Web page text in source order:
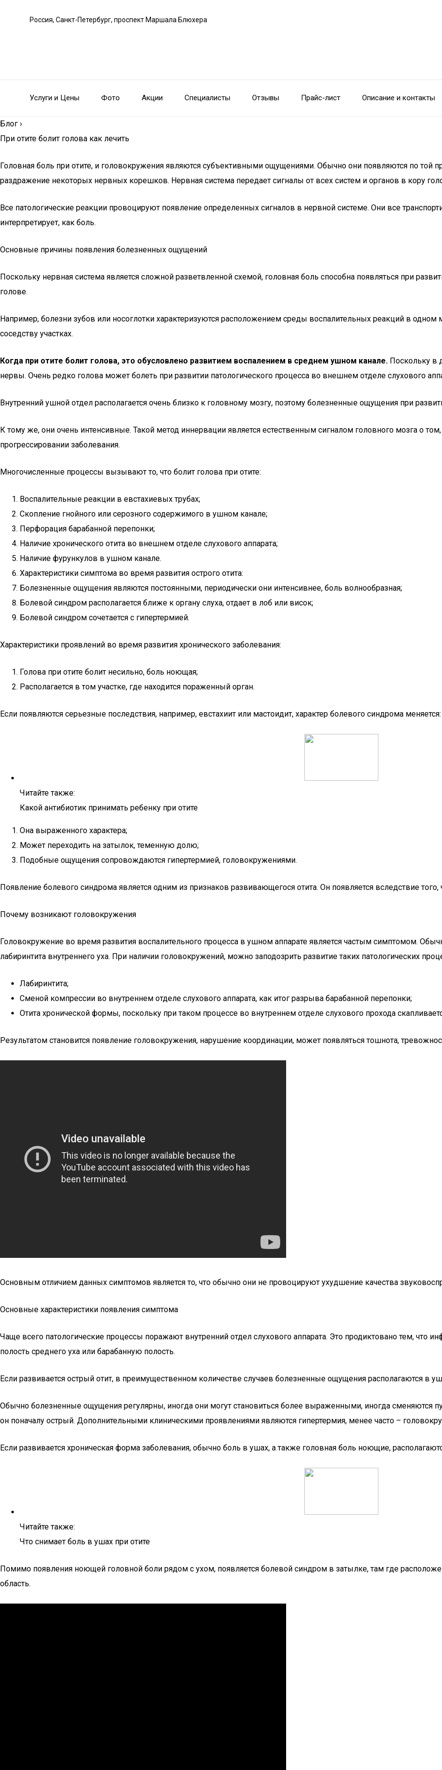
Россия, Санкт-Петербург, проспект Маршала Блюхера
Услуги и Цены Фото Акции Специалисты Отзывы Прайс-лист Описание и контакты
Блог ›
При отите болит голова как лечить
Головная боль при отите, и головокружения являются субъективными ощущениями. Обычно они появляются по той
раздражение некоторых нервных корешков. Нервная система передает сигналы от всех систем и органов в кору
Все патологические реакции провоцируют появление определенных сигналов в нервной системе. Они все
интерпретирует, как боль.
Основные причины появления болезненных ощущений
Поскольку нервная система является сложной разветвленной схемой, головная боль способна появляться при
голове.
Например, болезни зубов или носоглотки характеризуются расположением среды воспалительных реакций в
соседству участках.
Когда при отите болит голова, это обусловлено развитием воспалением в среднем ушном канале. Поскольку в
нервы. Очень редко голова может болеть при развитии патологического процесса во внешнем отделе слухового
Внутренний ушной отдел располагается очень близко к головному мозгу, поэтому болезненные ощущения при
К тому же, они очень интенсивные. Такой метод иннервации является естественным сигналом головного мозга о
прогрессировании заболевания.
Многочисленные процессы вызывают то, что болит голова при отите:
Воспалительные реакции в евстахиевых трубах;
Скопление гнойного или серозного содержимого в ушном канале;
Перфорация барабанной перепонки;
Наличие хронического отита во внешнем отделе слухового аппарата;
Наличие фурункулов в ушном канале.
Характеристики симптома во время развития острого отита:
Болезненные ощущения являются постоянными, периодически они интенсивнее, боль волнообразная;
Болевой синдром располагается ближе к органу слуха, отдает в лоб или висок;
Болевой синдром сочетается с гипертермией.
Характеристики проявлений во время развития хронического заболевания:
Голова при отите болит несильно, боль ноющая;
Располагается в том участке, где находится пораженный орган.
Если появляются серьезные последствия, например, евстахиит или мастоидит, характер болевого синдрома меняется:
Читайте также:
Какой антибиотик принимать ребенку при отите
Она выраженного характера;
Может переходить на затылок, теменную долю;
Подобные ощущения сопровождаются гипертермией, головокружениями.
Появление болевого синдрома является одним из признаков развивающегося отита. Он появляется вследствие того,
Почему возникают головокружения
Головокружение во время развития воспалительного процесса в ушном аппарате является частым симптомом.
лабиринтита внутреннего уха. При наличии головокружений, можно заподозрить развитие таких патологических
Лабиринтита;
Сменой компрессии во внутреннем отделе слухового аппарата, как итог разрыва барабанной перепонки;
Отита хронической формы, поскольку при таком процессе во внутреннем отделе слухового прохода
Результатом становится появление головокружения, нарушение координации, может появляться тошнота,
Основным отличием данных симптомов является то, что обычно они не провоцируют ухудшение качества
Основные характеристики появления симптома
Чаще всего патологические процессы поражают внутренний отдел слухового аппарата. Это продиктовано тем, что
полость среднего уха или барабанную полость.
Если развивается острый отит, в преимущественном количестве случаев болезненные ощущения располагаются в
Обычно болезненные ощущения регулярны, иногда они могут становиться более выраженными, иногда сменяются
он поначалу острый. Дополнительными клиническими проявлениями являются гипертермия, менее часто –
Если развивается хроническая форма заболевания, обычно боль в ушах, а также головная боль ноющие,
Читайте также:
Что снимает боль в ушах при отите
Помимо появления ноющей головной боли рядом с ухом, появляется болевой синдром в затылке, там где
область.